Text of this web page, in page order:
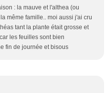
: la mauve et l'althea (ou
même famille.. moi aussi j'ai cru
tant la plante était grosse et
les feuilles sont bien
fin de journée et bisous